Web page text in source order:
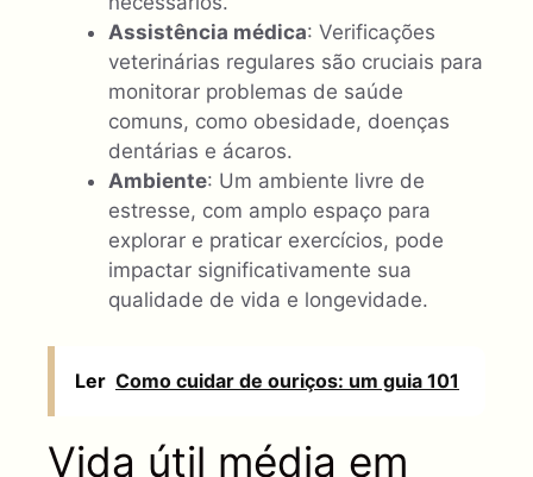
Assistência médica: Verificações
veterinárias regulares são cruciais para
monitorar problemas de saúde
comuns, como obesidade, doenças
dentárias e ácaros.
Ambiente: Um ambiente livre de
estresse, com amplo espaço para
explorar e praticar exercícios, pode
impactar significativamente sua
qualidade de vida e longevidade.
Ler Como cuidar de ouriços: um guia 101
Vida útil média em